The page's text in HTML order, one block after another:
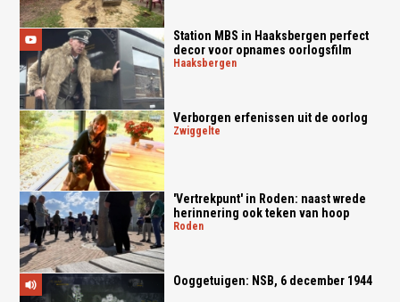
Station MBS in Haaksbergen perfect
decor voor opnames oorlogsfilm
haaksbergen
Verborgen erfenissen uit de oorlog
zwiggelte
'Vertrekpunt' in Roden: naast wrede
herinnering ook teken van hoop
roden
Ooggetuigen: NSB, 6 december 1944